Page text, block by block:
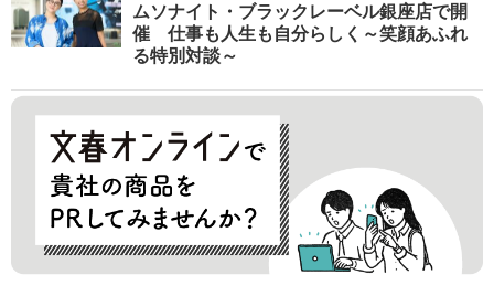
ムソナイト・ブラックレーベル銀座店で開
催 仕事も人生も自分らしく～笑顔あふれ
る特別対談～